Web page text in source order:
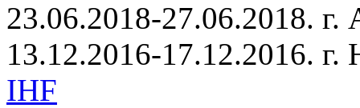
23.06.2018-27.06.2018.
13.12.2016-17.12.2016.
IHF